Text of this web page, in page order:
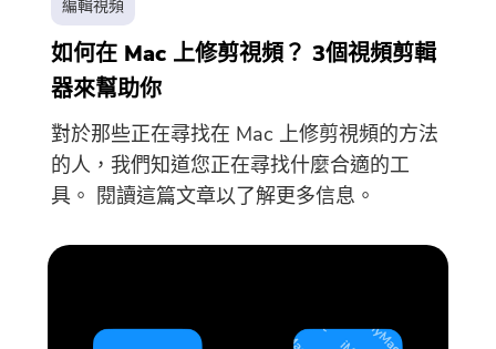
編輯視頻
如何在 Mac 上修剪視頻？ 3個視頻剪輯
器來幫助你
對於那些正在尋找在 Mac 上修剪視頻的方法
的人，我們知道您正在尋找什麼合適的工
具。 閱讀這篇文章以了解更多信息。